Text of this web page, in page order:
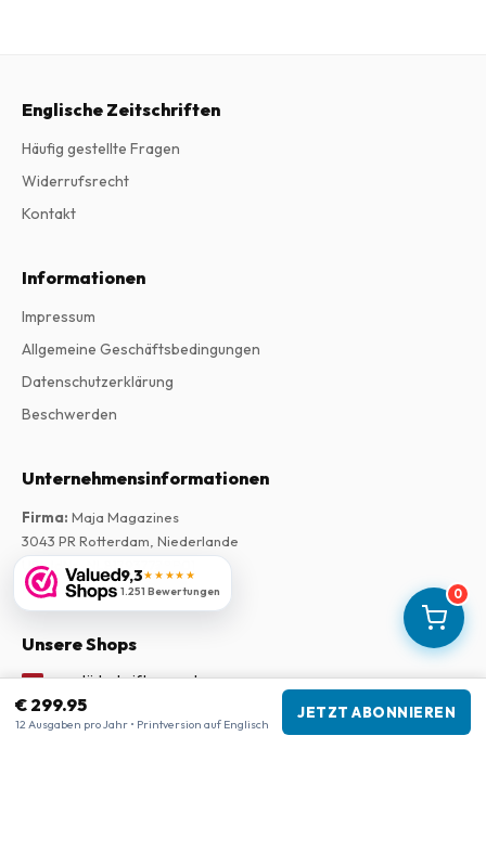
0
€ 299.95
12 Ausgaben pro Jahr • Printversion auf Englisch
JETZT ABONNIEREN
9,3★★★★★
1.251 Bewertungen
Englische Zeitschriften
Häufig gestellte Fragen
Widerrufsrecht
Kontakt
Informationen
Impressum
Allgemeine Geschäftsbedingungen
Datenschutzerklärung
Beschwerden
Unternehmensinformationen
Firma: Maja Magazines
3043 PR Rotterdam, Niederlande
USt-IdNr. :NL817937778B01
Handelskammer :27300515
Unsere Shops
www.tijdschriftenzo.nl
www.englischezeitschriften.de
www.magazinesenanglais.fr